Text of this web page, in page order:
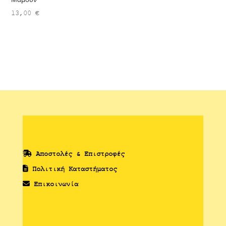
13,00€
Αποστολές & Επιστροφές
Πολιτική Καταστήματος
Επικοινωνία